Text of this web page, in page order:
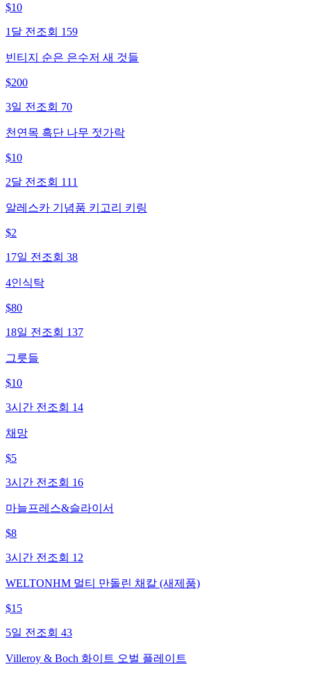
$10
1달 전 조회 159
빈티지 순은 은수저 새 것들
$200
3일 전 조회 70
천연목 흑단 나무 젓가락
$10
2달 전 조회 111
알레스카 기념품 키고리 키링
$2
17일 전 조회 38
4인식탁
$80
18일 전 조회 137
그릇들
$10
3시간 전 조회 14
채망
$5
3시간 전 조회 16
마늘프레스&슬라이서
$8
3시간 전 조회 12
WELTONHM 멀티 만돌린 채칼 (새제품)
$15
5일 전 조회 43
Villeroy & Boch 화이트 오벌 플레이트